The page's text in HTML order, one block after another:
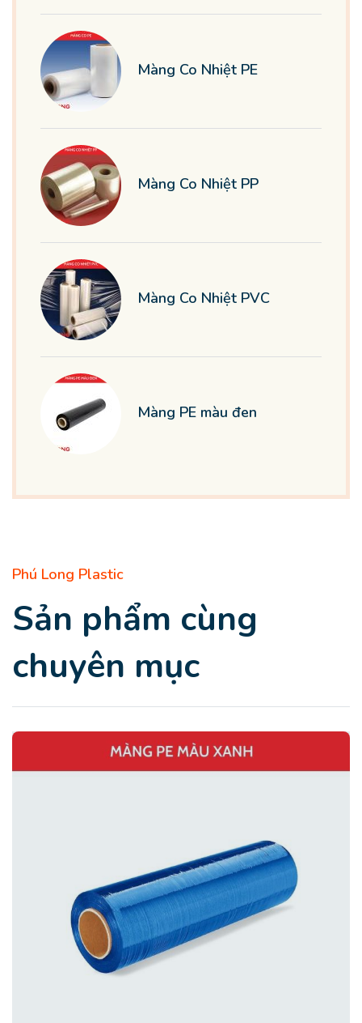
Màng Co Nhiệt PE
Màng Co Nhiệt PP
Màng Co Nhiệt PVC
Màng PE màu đen
Phú Long Plastic
Sản phẩm cùng
chuyên mục